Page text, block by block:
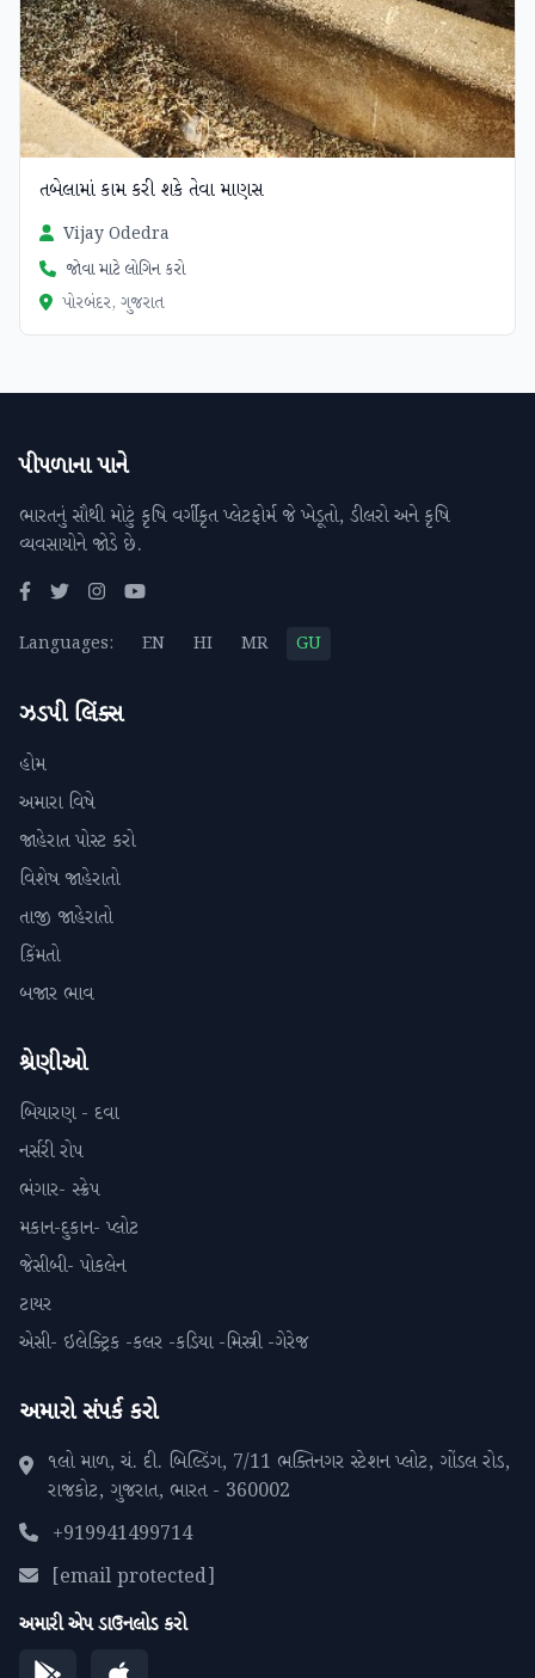
તબેલામાં કામ કરી શકે તેવા માણસ
Vijay Odedra
જોવા માટે લોગિન કરો
પોરબંદર, ગુજરાત
પીપળાના પાને
ભારતનું સૌથી મોટું કૃષિ વર્ગીકૃત પ્લેટફોર્મ જે ખેડૂતો, ડીલરો અને કૃષિ
વ્યવસાયોને જોડે છે.
Languages: EN HI MR GU
ઝડપી લિંક્સ
હોમ
અમારા વિષે
જાહેરાત પોસ્ટ કરો
વિશેષ જાહેરાતો
તાજી જાહેરાતો
કિંમતો
બજાર ભાવ
શ્રેણીઓ
બિયારણ - દવા
નર્સરી રોપ
ભંગાર- સ્ક્રેપ
મકાન-દુકાન- પ્લોટ
જેસીબી- પોકલેન
ટાયર
એસી- ઇલેક્ટ્રિક -કલર -કડિયા -મિસ્ત્રી -ગેરેજ
અમારો સંપર્ક કરો
૧લો માળ, ચં. દી. બિલ્ડિંગ, 7/11 ભક્તિનગર સ્ટેશન પ્લોટ, ગોંડલ રોડ,
રાજકોટ, ગુજરાત, ભારત - 360002
+919941499714
[email protected]
અમારી એપ ડાઉનલોડ કરો